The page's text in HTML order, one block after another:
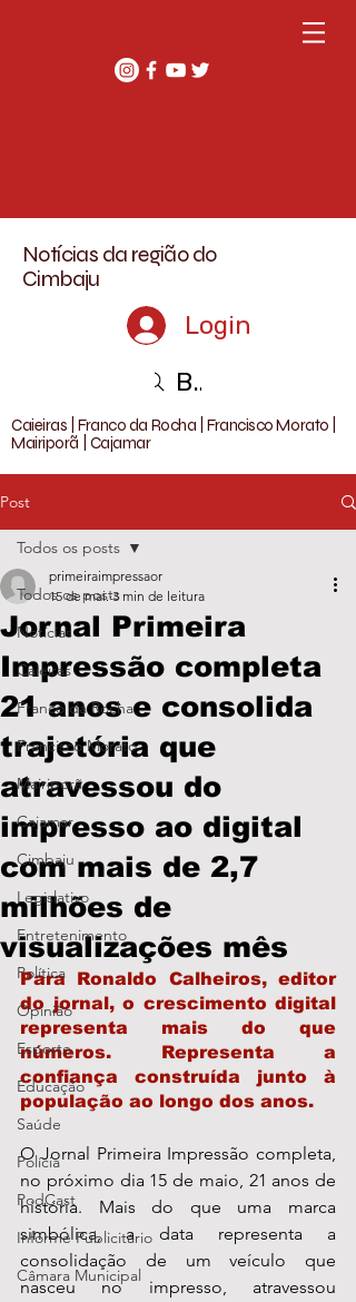
Notícias da região do
Cimbaju
Login
Buscar
Caieiras | Franco da Rocha | Francisco Morato |
Mairiporã | Cajamar
Post
Todos os posts
Notícias
Caieiras
Franco da Rocha
Francisco Morato
Mairiporã
Cajamar
Cimbaju
Legislativo
Entretenimento
Política
Opinião
Esporte
Educação
Saúde
Polícia
PodCast
Informe Publicitário
Câmara Municipal
Todos os posts
Jornal Primeira
Impressão completa
21 anos e consolida
trajetória que
atravessou do
impresso ao digital
com mais de 2,7
milhões de
visualizações mês
primeiraimpressaor
15 de mai. 3 min de leitura
Para Ronaldo Calheiros, editor
do jornal, o crescimento digital
representa mais do que
números. Representa a
confiança construída junto à
população ao longo dos anos.
O Jornal Primeira Impressão completa,
no próximo dia 15 de maio, 21 anos de
história. Mais do que uma marca
simbólica, a data representa a
consolidação de um veículo que
nasceu no impresso, atravessou